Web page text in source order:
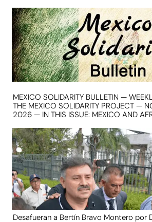
MEXICO SOLIDARITY BULLETIN —
THE MEXICO SOLIDARITY PROJECT —
2026 — IN THIS ISSUE: MEXICO AND
Desafueran a Bertín Bravo Montero por